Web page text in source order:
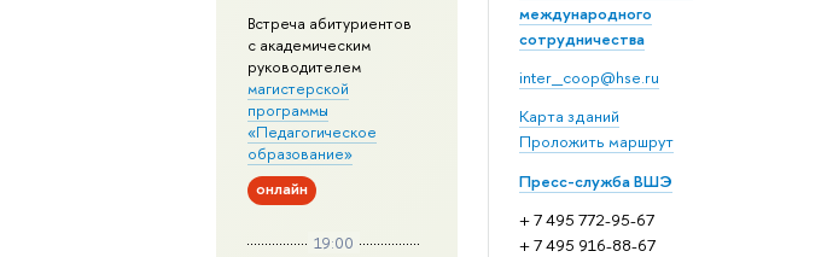
международного
сотрудничества
inter_coop@hse.ru
Карта зданий
Проложить маршрут
Пресс-служба ВШЭ
+ 7 495 772-95-67
+ 7 495 916-88-67
Встреча абитуриентов
с академическим
руководителем
магистерской
программы
«Педагогическое
образование»
онлайн
19:00